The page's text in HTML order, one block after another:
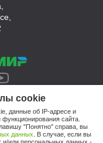
cookie
данные об IP-адресе и
сайта.
"Понятно" справа, вы
данных . В случае, если вы